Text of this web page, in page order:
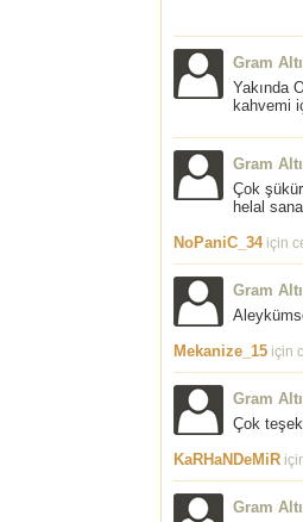
Gram
Yakında
kahvemi
Gram
Çok
helal sana
NoPaniC_34için
Gram
Mekanize_15 için
Gram
Çok
KaRHaNDeMiR
Gram